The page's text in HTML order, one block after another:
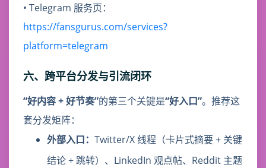
• Telegram 服务页：
https://fansgurus.com/services?
platform=telegram
六、跨平台分发与引流闭环
“好内容 + 好节奏”的第三个关键是“好入口”。推荐这
套分发矩阵：
外部入口： Twitter/X 线程（卡片式摘要 + 关键
结论 + 跳转）、LinkedIn 观点帖、Reddit 主题